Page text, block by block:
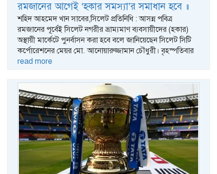
রমজানের আগেই ‘হকার সমস্যা’র সমাধান হবে ॥
শহিদ আহমেদ খান সাবের,সিলেট প্রতিনিধি : আসন্ন পবিত্র
রমজানের পূর্বেই সিলেট নগরীর ভ্রাম্যমাণ ব্যবসায়ীদের (হকার)
অস্থায়ী মার্কেটে পুনর্বাসন করা হবে বলে জানিয়েছেন সিলেট সিটি
কর্পোরেশনের মেয়র মো. আনোয়ারুজ্জামান চৌধুরী। বৃহস্পতিবার
read more